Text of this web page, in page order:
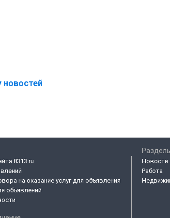
новостей
8313.ru
на оказание услуг для объявления
объявлений
Новости
Работа